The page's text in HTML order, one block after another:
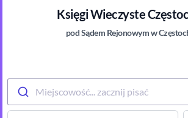
Księgi Wieczyste
pod Sądem Rejonowymw
Miejscowość... zacznij pisać